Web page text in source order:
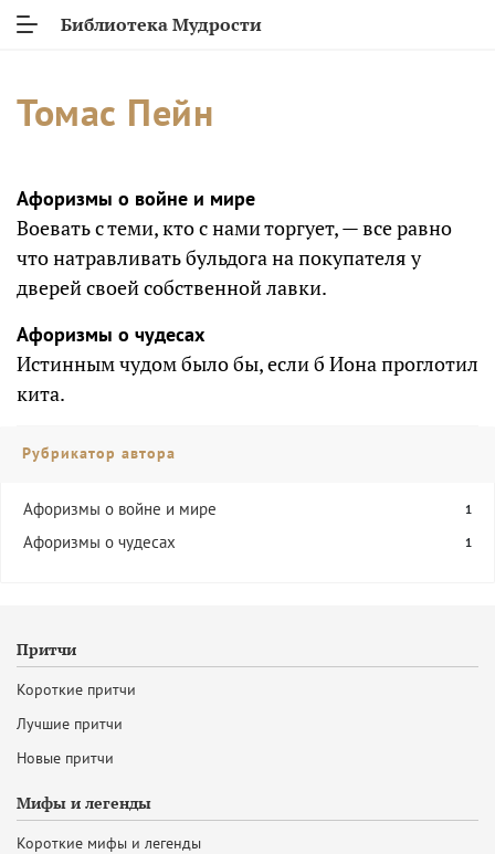
Библиотека Мудрости
Томас Пейн
Афоризмы о войне и мире
Воевать с теми, кто с нами торгует, — все равно
что натравливать бульдога на покупателя у
дверей своей собственной лавки.
Афоризмы о чудесах
Истинным чудом было бы, если б Иона проглотил
кита.
Рубрикатор автора
Афоризмы о войне и мире 1
Афоризмы о чудесах 1
Притчи
Короткие притчи
Лучшие притчи
Новые притчи
Мифы и легенды
Короткие мифы и легенды